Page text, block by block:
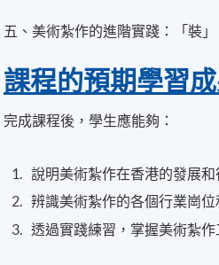
五、美術紮作的進階實踐：「裝」
課程的預期學習
完成課程後，學生應能夠：
說明美術紮作在香港的發展和
辨識美術紮作的各個行業崗
透過實踐練習，掌握美術紮作